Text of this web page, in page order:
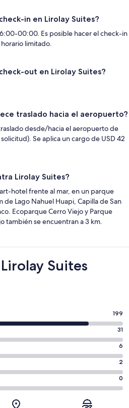
in en Lirolay Suites?
00:00. Es posible hacer el check-in
limitado.
out en Lirolay Suites?
traslado hacia el aeropuerto?
desde/hacia el aeropuerto de
Se aplica un cargo de USD 42
Lirolay Suites?
hotel frente al mar, en un parque
de Lago Nahuel Huapi, Capilla de San
Ecoparque Cerro Viejo y Parque
también se encuentran a 3 km.
Suites
199
31
6
2
0